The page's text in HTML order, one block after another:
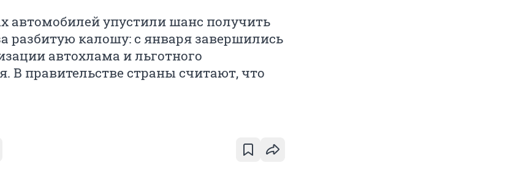
автомобилей упустили шанс получить
разбитую калошу: с января завершились
автохлама и льготного
В правительстве страны считают, что